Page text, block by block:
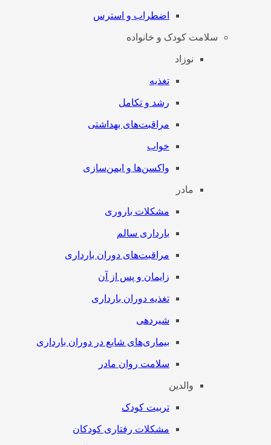
اضطراب و استرس
سلامت کودک و خانواده
نوزاد
تغذیه
رشد و تکامل
مراقبت‌های بهداشتی
خواب
واکسن‌ها و ایمن‌سازی
مادر
مشکلات باروری
بارداری سالم
مراقبت‌های دوران بارداری
زایمان و پس از آن
تغذیه دوران بارداری
شیردهی
بیماری‌های شایع در دوران بارداری
سلامت روان مادر
والدین
تربیت کودک
مشکلات رفتاری کودکان